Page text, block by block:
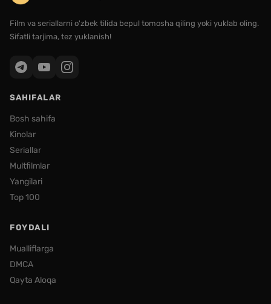
Film va seriallarni o'zbek tilida bepul tomosha qiling yoki yuklab oling.
Sifatli tarjima, tez yuklanish!
SAHIFALAR
Bosh sahifa
Kinolar
Seriallar
Multfilmlar
Yangilari
Top 100
FOYDALI
Mualliflarga
DMCA
Qayta Aloqa